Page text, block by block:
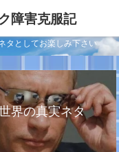
タとしてお楽しみ下さい
界の真実ネタ
障害克服記